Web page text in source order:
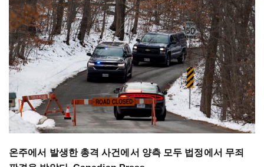
온주에서 발생한 총격 사건에서 양측 모두 법정에서 무죄